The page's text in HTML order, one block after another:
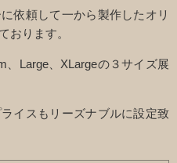
依頼して一から製作したオリ
おります。
Large、XLargeの３サイズ展
イスもリーズナブルに設定致